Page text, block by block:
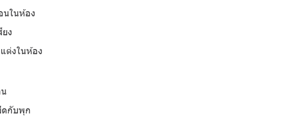
นในห้อง
ง
ต่งในห้อง
ดกับพุก